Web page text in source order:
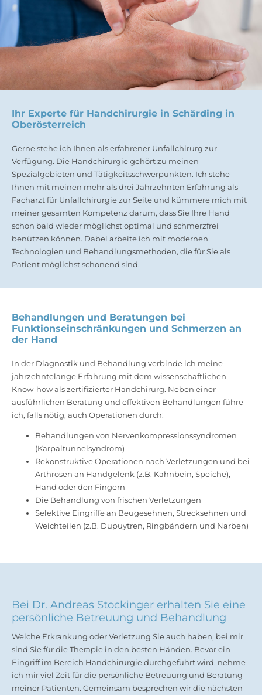
Ihr Experte für Handchirurgie in Schärding in
Oberösterreich
Gerne stehe ich Ihnen als erfahrener Unfallchirurg zur
Verfügung. Die Handchirurgie gehört zu meinen
Spezialgebieten und Tätigkeitsschwerpunkten. Ich stehe
Ihnen mit meinen mehr als drei Jahrzehnten Erfahrung als
Facharzt für Unfallchirurgie zur Seite und kümmere mich mit
meiner gesamten Kompetenz darum, dass Sie Ihre Hand
schon bald wieder möglichst optimal und schmerzfrei
benützen können. Dabei arbeite ich mit modernen
Technologien und Behandlungsmethoden, die für Sie als
Patient möglichst schonend sind.
Behandlungen und Beratungen bei
Funktionseinschränkungen und Schmerzen an
der Hand
In der Diagnostik und Behandlung verbinde ich meine
jahrzehntelange Erfahrung mit dem wissenschaftlichen
Know-how als zertifizierter Handchirurg. Neben einer
ausführlichen Beratung und effektiven Behandlungen führe
ich, falls nötig, auch Operationen durch:
Behandlungen von Nervenkompressionssyndromen
(Karpaltunnelsyndrom)
Rekonstruktive Operationen nach Verletzungen und bei
Arthrosen an Handgelenk (z.B. Kahnbein, Speiche),
Hand oder den Fingern
Die Behandlung von frischen Verletzungen
Selektive Eingriffe an Beugesehnen, Strecksehnen und
Weichteilen (z.B. Dupuytren, Ringbändern und Narben)
Bei Dr. Andreas Stockinger erhalten Sie eine
persönliche Betreuung und Behandlung
Welche Erkrankung oder Verletzung Sie auch haben, bei mir
sind Sie für die Therapie in den besten Händen. Bevor ein
Eingriff im Bereich Handchirurgie durchgeführt wird, nehme
ich mir viel Zeit für die persönliche Betreuung und Beratung
meiner Patienten. Gemeinsam besprechen wir die nächsten